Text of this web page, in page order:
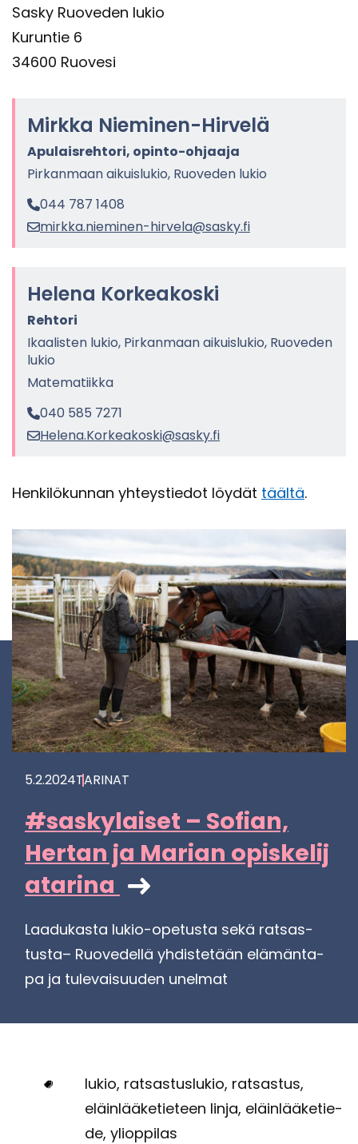
Sasky Ruo­ve­den lukio
Ku­run­tie 6
34600 Ruo­ve­si
Mirk­ka Nieminen-​Hirvelä
Apu­lais­reh­to­ri, opinto-​ohjaaja
Pir­kan­maan ai­kuis­lu­kio, Ruo­ve­den lukio
044 787 1408
mirk­ka.nieminen-​hirvela@sasky.fi
He­le­na Kor­kea­kos­ki
Reh­to­ri
Ikaa­lis­ten lukio, Pir­kan­maan ai­kuis­lu­kio, Ruo­ve­den
lukio
Ma­te­ma­tiik­ka
040 585 7271
He­le­na.Kor­kea­kos­ki@sasky.fi
Hen­ki­lö­kun­nan yh­teys­tie­dot löy­dät tääl­tä.
5.2.2024TA­RI­NAT
#sas­ky­lai­set – So­fian,
Her­tan ja Ma­rian opis­ke­li­j
a­ta­ri­na
Laa­du­kas­ta lukio-​opetusta sekä rat­sas­
tus­ta– Ruo­ve­del­lä yh­dis­te­tään elä­män­ta­
pa ja tu­le­vai­suu­den unel­mat
lukio, rat­sas­tus­lu­kio, rat­sas­tus,
eläin­lää­ke­tie­teen linja, eläin­lää­ke­tie­
de, yli­op­pi­las